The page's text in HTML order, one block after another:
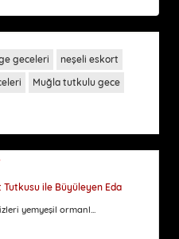
geceleri
neşeli eskort
Muğla tutkulu gece
ile Büyüleyen Eda
yemyeşil ormanl...